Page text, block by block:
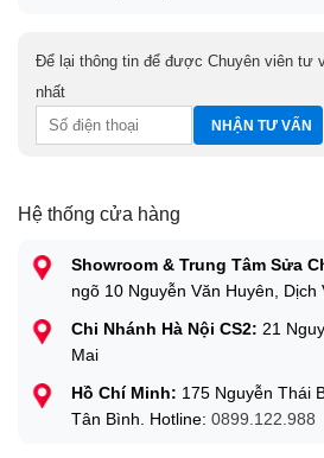
Để lại thông tin để được Chuyên viên tư
nhất
Hệ thống cửa hàng
Showroom & Trung Tâm Sửa
ngõ 10 Nguyễn Văn Huyên, Dịch
Chi Nhánh Hà Nội CS2: 21
Mai
Hồ Chí Minh: 175 Nguyễn Thái
Tân Bình. Hotline: 0899.122.988